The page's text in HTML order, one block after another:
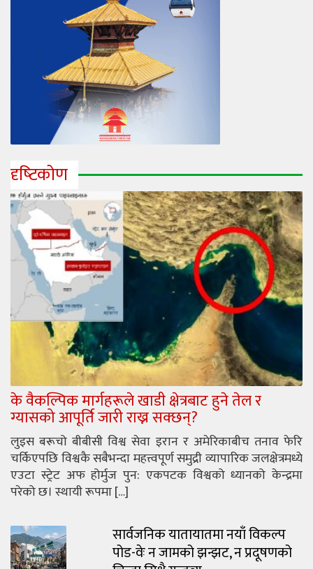
दृष्‍टिकोण
के वैकल्पिक मार्गहरूले खाडी क्षेत्रबाट हुने तेल र
ग्यासको आपूर्ति जारी राख्न सक्छन्?
लुइस बरूचो बीबीसी विश्व सेवा इरान र अमेरिकाबीच तनाव फेरि
चर्किएपछि विश्वकै सबैभन्दा महत्त्वपूर्ण समुद्री व्यापारिक जलक्षेत्रमध्ये
एउटा स्ट्रेट अफ होर्मुज पुन: एकपटक विश्वको ध्यानको केन्द्रमा
परेको छ। स्थायी रूपमा […]
सार्वजनिक यातायातमा नयाँ विकल्प
पोड-वेः न जामको झन्झट, न प्रदूषणको